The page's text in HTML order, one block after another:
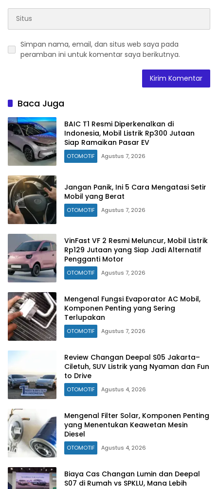
Simpan nama, email, dan situs web saya pada
peramban ini untuk komentar saya berikutnya.
Baca Juga
BAIC T1 Resmi Diperkenalkan di
Indonesia, Mobil Listrik Rp300 Jutaan
Siap Ramaikan Pasar EV
OTOMOTIF Agustus 7, 2026
Jangan Panik, Ini 5 Cara Mengatasi Setir
Mobil yang Berat
OTOMOTIF Agustus 7, 2026
VinFast VF 2 Resmi Meluncur, Mobil Listrik
Rp129 Jutaan yang Siap Jadi Alternatif
Pengganti Motor
OTOMOTIF Agustus 7, 2026
Mengenal Fungsi Evaporator AC Mobil,
Komponen Penting yang Sering
Terlupakan
OTOMOTIF Agustus 7, 2026
Review Changan Deepal S05 Jakarta–
Ciletuh, SUV Listrik yang Nyaman dan Fun
to Drive
OTOMOTIF Agustus 4, 2026
Mengenal Filter Solar, Komponen Penting
yang Menentukan Keawetan Mesin
Diesel
OTOMOTIF Agustus 4, 2026
Biaya Cas Changan Lumin dan Deepal
S07 di Rumah vs SPKLU, Mana Lebih